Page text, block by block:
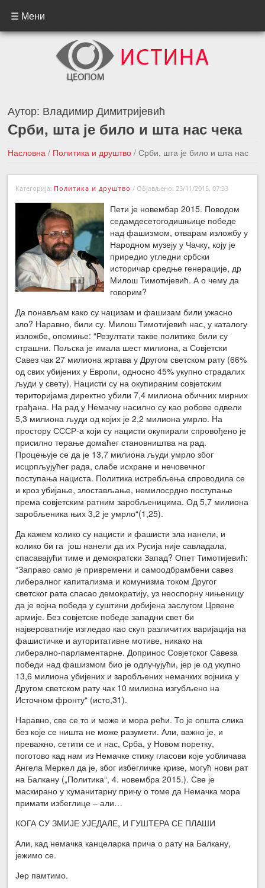
☰ Мени
Аутор: Владимир Димитријевић
Срби, шта је било и шта нас чека
Насловна / Политика и друштво / Срби, шта је било и шта нас
чека
←Претходна вест
Следећа вест →
Категорија: Политика и друштво / Објављено: 23/11/2015, 07:33
Пети је новембар 2015. Поводом
седамдесетогодишњице победе
над фашизмом, отварам изложбу у
Народном музеју у Чачку, коју је
приредио угледни србски
историчар средње генерације, др
Милош Тимотијевић. А о чему да
говорим?
Да понављам како су нацизам и фашизам били ужасно
зло? Наравно, били су. Милош Тимотијевић нас, у каталогу
изложбе, опомиње: “Резултати такве политике били су
страшни. Пољска је имала шест милиона, а Совјетски
Савез чак 27 милиона жртава у Другом светском рату (66%
од свих убијених у Европи, односно 45% укупно страдалих
људи у свету). Нацисти су на окупираним совјетским
територијама директно убили 7,4 милиона обичних мирних
грађана. На рад у Немачку насилно су као робове одвели
5,3 милиона људи од којих је 2,2 милиона умрло. На
простору СССР-а који су нацисти окупирали спровођено је
присилно терање домаћег становништва на рад.
Процењује се да је 13,7 милиона људи умрло због
исцрпљујућег рада, слабе исхране и нечовечног
поступања нациста. Политика истребљења спроводила се
и кроз убијање, злостављање, немилосрдно поступање
према совјетским ратним заробљеницима. Од 5,7 милиона
заробљеника њих 3,2 је умрло“(1,25).
Да кажем колико су нацисти и фашисти зла нанели, и
колико би га још нанели да их Русија није савладала,
спасавајући тиме и демократски Запад? Опет Тимотијевић:
“Заправо само је привремени и самоодбрамбени савез
либералног капитализма и комунизма током Другог
светског рата спасао демократију, уз неоспорну чињеницу
да је војна победа у суштини добијена заслугом Црвене
армије. Без совјетске победе западни свет би
највероватније изгледао као скуп различитих варијација на
фашистичке и ауторитативне мотиве, никако на
либерално-парламентарне. Допринос Совјетског Савеза
победи над фашизмом био је одлучујући, јер је од укупно
13,6 милиона убијених и заробљених немачких војника у
Другом светском рату чак 10 милиона изгубљено на
Источном фронту“ (исто,31).
Наравно, све се то и може и мора рећи. То је општа слика
без које се ништа не може разумети. Али, важно је, и
преважно, сетити се и нас, Срба, у Новом поретку,
поготово кад нам из Немачке стижу гласови које уобличава
Ангела Меркел да је, због избегличке кризе, могућ нови рат
на Балкану („Политика“, 4. новембра 2015.). Све је
маскирано у хуманитарну причу о томе да Немачка мора
примати избеглице – али…
КОГА СУ ЗМИЈЕ УЈЕДАЛЕ, И ГУШТЕРА СЕ ПЛАШИ
Али, кад немачка канцеларка прича о рату на Балкану,
јежимо се.
Јер памтимо.